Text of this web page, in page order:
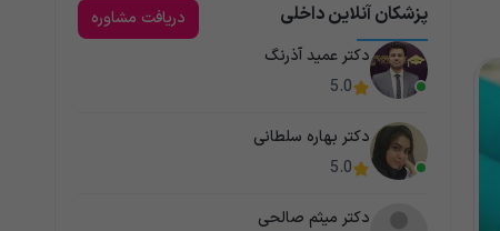
پزشکان آنلاین داخلی
دریافت مشاوره
دکتر عمید آذرنگ
5.0
دکتر بهاره سلطانی
5.0
دکتر میثم صالحی